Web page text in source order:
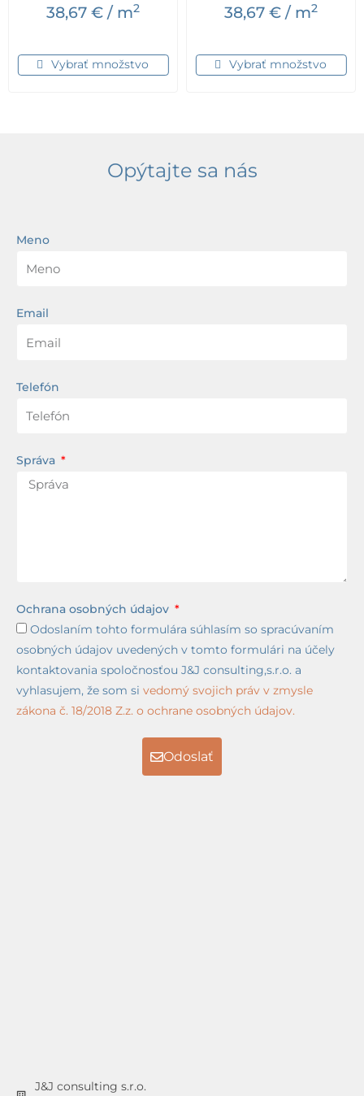
38,67 € / m2
Vybrať množstvo
38,67 € / m2
Vybrať množstvo
Opýtajte sa nás
Meno
Email
Telefón
Správa
Ochrana osobných údajov
Odoslaním tohto formulára súhlasím so spracúvaním
osobných údajov uvedených v tomto formulári na účely
kontaktovania spoločnosťou J&J consulting,s.r.o. a
vyhlasujem, že som si vedomý svojich práv v zmysle
zákona č. 18/2018 Z.z. o ochrane osobných údajov.
Odoslať
J&J consulting s.r.o.